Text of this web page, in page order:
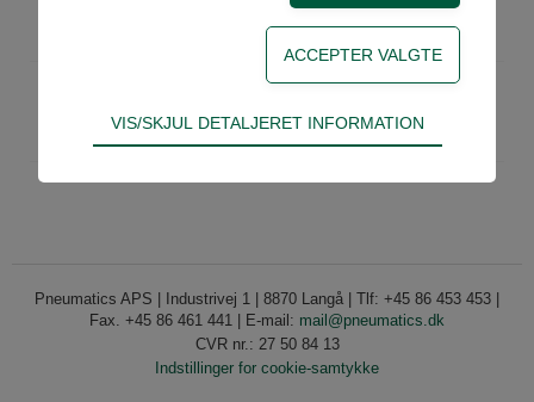
Køb
Eller ventil Ø4
På lager
Pneumatics APS | Industrivej 1 | 8870 Langå | Tlf: +45 86 453 453 |
Fax. +45 86 461 441 | E-mail: mail@pneumatics.dk
CVR nr.: 27 50 84 13
Indstillinger for cookie-samtykke
Teknisk
Tekniske cookies er nødvendige for hjemmesidens
Statistik-cookies bruges til at optimere design,
brugervenlighed og effektiviteten af en
hjemmeside. Fx ved at indsamle besøgsstatistik
om antal besøg og hvordan hjemmesiden bruges.
VIS/SKJUL DETALJERET INFORMATION